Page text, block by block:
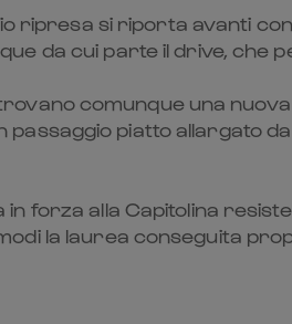
ripresa si riporta avanti
da cui parte il drive, che
comunque una
passaggio piatto allargato
in forza alla Capitolina
la laurea conseguita